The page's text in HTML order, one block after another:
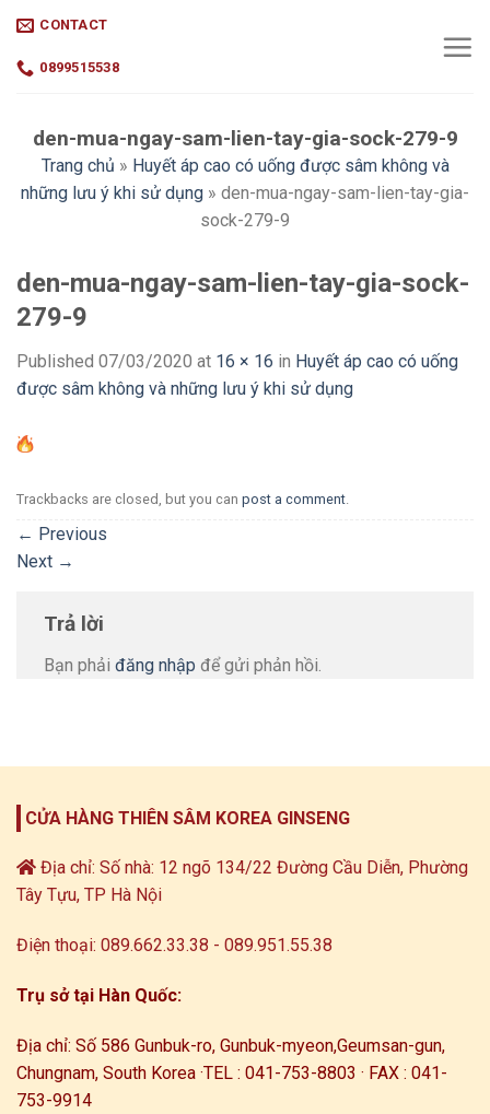
content
CONTACT
0899515538
den-mua-ngay-sam-lien-tay-gia-sock-279-9
Trang chủ » Huyết áp cao có uống được sâm không và
những lưu ý khi sử dụng » den-mua-ngay-sam-lien-tay-gia-
sock-279-9
den-mua-ngay-sam-lien-tay-gia-sock-
279-9
Published 07/03/2020 at 16 × 16 in Huyết áp cao có uống
được sâm không và những lưu ý khi sử dụng
Trackbacks are closed, but you can post a comment.
← Previous
Next →
Trả lời
Bạn phải đăng nhập để gửi phản hồi.
CỬA HÀNG THIÊN SÂM KOREA GINSENG
Địa chỉ: Số nhà: 12 ngõ 134/22 Đường Cầu Diễn, Phường
Tây Tựu, TP Hà Nội
Điện thoại: 089.662.33.38 - 089.951.55.38
Trụ sở tại Hàn Quốc:
Địa chỉ: Số 586 Gunbuk-ro, Gunbuk-myeon,Geumsan-gun,
Chungnam, South Korea ·TEL : 041-753-8803 · FAX : 041-
753-9914